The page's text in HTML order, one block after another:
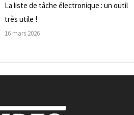
La liste de tâche électronique : un outil
très utile !
16 mars 2026